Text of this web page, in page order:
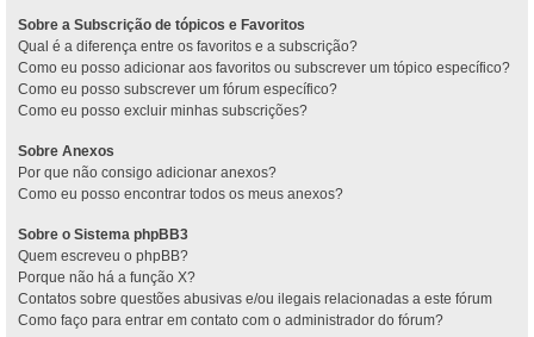
Sobre a Subscrição de tópicos e Favoritos
Qual é a diferença entre os favoritos e a subscrição?
Como eu posso adicionar aos favoritos ou subscrever um tópico específico?
Como eu posso subscrever um fórum específico?
Como eu posso excluir minhas subscrições?
Sobre Anexos
Por que não consigo adicionar anexos?
Como eu posso encontrar todos os meus anexos?
Sobre o Sistema phpBB3
Quem escreveu o phpBB?
Porque não há a função X?
Contatos sobre questões abusivas e/ou ilegais relacionadas a este fórum
Como faço para entrar em contato com o administrador do fórum?